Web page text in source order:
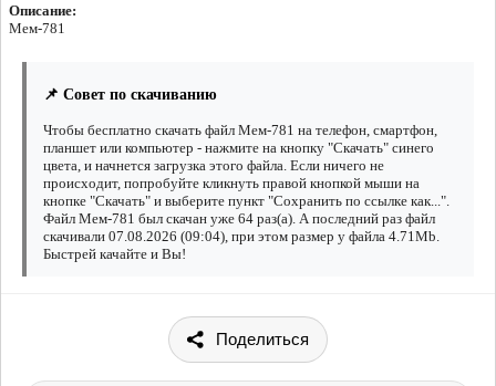
Описание:
Мем-781
📌 Совет по скачиванию
Чтобы бесплатно скачать файл Мем-781 на телефон, смартфон,
планшет или компьютер - нажмите на кнопку "Скачать" синего
цвета, и начнется загрузка этого файла. Если ничего не
происходит, попробуйте кликнуть правой кнопкой мыши на
кнопке "Скачать" и выберите пункт "Сохранить по ссылке как...".
Файл Мем-781 был скачан уже 64 раз(а). А последний раз файл
скачивали 07.08.2026 (09:04), при этом размер у файла 4.71Mb.
Быстрей качайте и Вы!
Поделиться